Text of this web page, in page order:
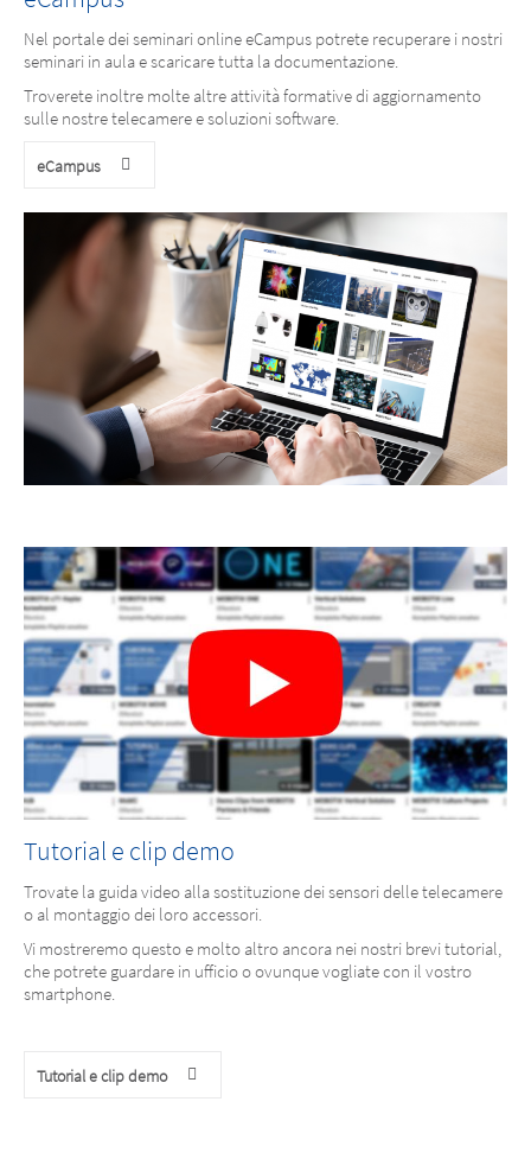
Nel portale dei seminari online eCampus potrete recuperare i nostri
seminari in aula e scaricare tutta la documentazione.
Troverete inoltre molte altre attività formative di aggiornamento
sulle nostre telecamere e soluzioni software.
eCampus
Tutorial e clip demo
Trovate la guida video alla sostituzione dei sensori delle telecamere
o al montaggio dei loro accessori.
Vi mostreremo questo e molto altro ancora nei nostri brevi tutorial,
che potrete guardare in ufficio o ovunque vogliate con il vostro
smartphone.
Tutorial e clip demo